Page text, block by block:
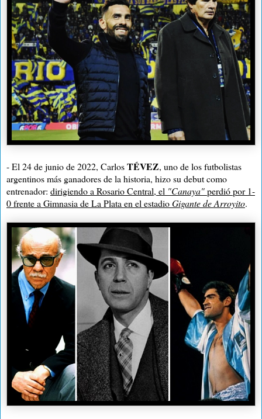
- El 24 de junio de 2022, CarlosTÉVEZ, uno de los futbolistas
argentinos más ganadores de la historia, hizo su debut como
entrenador: dirigiendo a Rosario Central, el "Canaya"perdió por 1-
0 frente a Gimnasia de La Plata en el estadioGigante de Arroyito.